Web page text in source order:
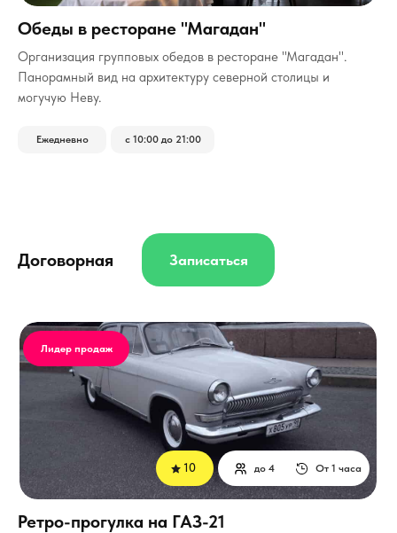
Организация групповых обедов в ресторане "Магадан".
Панорамный вид на архитектуру северной столицы и
могучую Неву.
Договорная
Ежедневно с 10:00 до 21:00
Записаться
Обеды в ресторане "Магадан"
От 1 часа
до 4
Лидер продаж
Ретро-прогулка на ГАЗ-21
10